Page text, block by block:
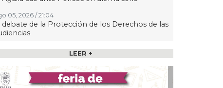
05, 2026 / 21:04
debate de la Protección de los Derechos de las
05, 2026 / 21:00
Congreso Declaraciones de
en contra de dos munícipes
05, 2026 / 20:55
LEER +